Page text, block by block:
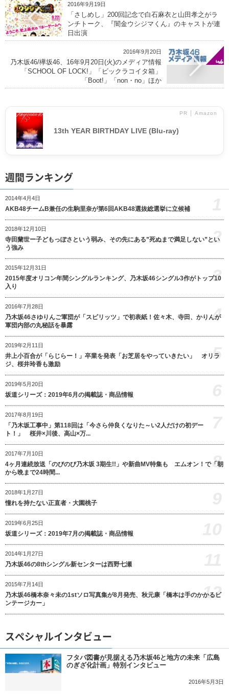
2016年9月19日
「さしめし」200回記念で白石麻衣と山田孝之がラ
ンチトーク、『闇金ウシジマくん』のキャストが連
日出演
2016年9月20日
乃木坂46/欅坂46、16年9月20日(火)のメディア情報
「SCHOOL OF LOCK!」「ビックラコイタ箱」
「Boot!」「non・no」ほか
PR │ Amazon
13th YEAR BIRTHDAY LIVE (Blu-ray)
週間ランキング
2014年4月4日
AKB48チームB兼任の生駒里奈が第6回AKB48選抜総選挙に立候補
2018年12月10日
寺田蘭世ー子どもっぽさという弱み、その先にある”死ぬまで満足しない”とい
う強み
2
2015年12月31日
2015年度オリコン年間シングルランキング、乃木坂46シングル3作がトップ10
入り
3
2016年7月28日
乃木坂46さゆりんご軍団が「スピリッツ」で初表紙！佐々木、寺田、かりんが
軍団内部の丸秘話を暴露
4
2019年2月11日
井上小百合が「らじらー！」卒業を発表「お芝居をやっていきたい」 オリラ
ジ、桜井玲香も激励
5
2019年5月20日
坂道シリーズ：2019年6月の掲載誌・商品情報
2017年8月19日
「乃木坂工事中」第118回は「今さら仲良くなりた～い2人だけの初デー
ト！」 桜井×川後、高山×万...
2017年7月10日
4ヶ月連続放送「のびのび乃木坂 3期生!!」や新曲MV特集も エムオン！で「朝
から晩まで24時間...
8
2018年1月27日
憧れを持たない正直者・大園桃子
2019年6月25日
坂道シリーズ：2019年7月の掲載誌・商品情報
2014年1月27日
乃木坂46の8thシングル新センターは西野七瀬
2015年7月14日
乃木坂46橋本奈々未の1stソロ写真集が8月発売、秋元康「橋本は手のかかるビ
ンテージカー」
12
スペシャルインタビュー
フタバ図書が見据える乃木坂46と地方の未来「広島
のぎざ化計画」特別インタビュー
2016年5月3日